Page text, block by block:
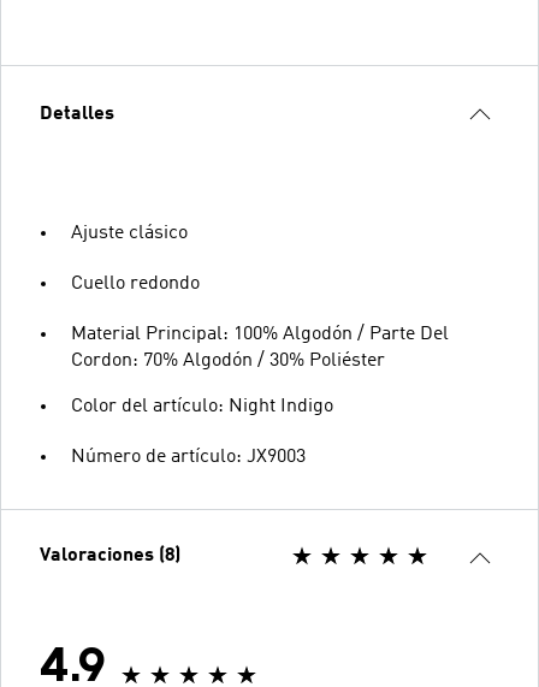
Detalles
Ajuste clásico
Cuello redondo
Material Principal: 100% Algodón / Parte Del
Cordon: 70% Algodón / 30% Poliéster
Color del artículo: Night Indigo
Número de artículo: JX9003
Valoraciones (8)
4.9